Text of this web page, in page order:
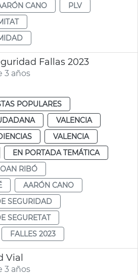
CANO
PLV
Fallas 2023
3 años
POPULARES
VALENCIA
VALENCIA
EN PORTADA TEMÁTICA
RIBÓ
AARÓN CANO
SEGURIDAD
SEGURETAT
FALLES 2023
Vial
3 años